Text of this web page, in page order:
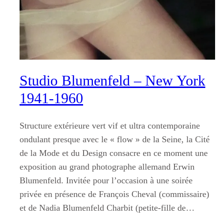
Studio Blumenfeld – New York
1941-1960
Structure extérieure vert vif et ultra contemporaine
ondulant presque avec le « flow » de la Seine, la Cité
de la Mode et du Design consacre en ce moment une
exposition au grand photographe allemand Erwin
Blumenfeld. Invitée pour l’occasion à une soirée
privée en présence de François Cheval (commissaire)
et de Nadia Blumenfeld Charbit (petite-fille de…